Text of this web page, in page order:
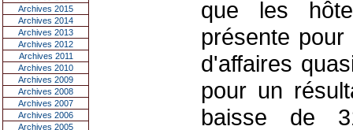
Archives 2015
Archives 2014
Archives 2013
Archives 2012
Archives 2011
Archives 2010
Archives 2009
Archives 2008
Archives 2007
Archives 2006
Archives 2005
que les
présente
d'affaires
pour un
baisse de